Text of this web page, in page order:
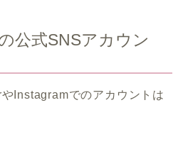
公式SNSアカウン
Instagramでのアカウントは